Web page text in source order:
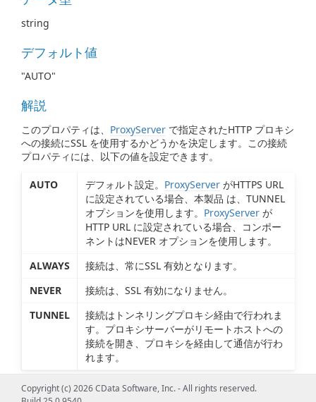
string
デフォルト値
"AUTO"
解説
このプロパティは、 ProxyServer で指定されたHTTP プロキシ
への接続にSSL を使用するかどうかを決定します。この接続
プロパティには、以下の値を設定できます。
AUTO デフォルト設定。 ProxyServerがHTTPS URL
に設定されている場合、本製品 は、TUNNEL
オプションを使用します。 ProxyServerが
HTTP URL に設定されている場合、コンポー
ネントはNEVER オプションを使用します。
ALWAYS
接続は、常にSSL 有効となります。
NEVER
接続は、SSL 有効になりません。
TUNNEL
接続はトンネリングプロキシ経由で行われま
す。プロキシサーバーがリモートホストへの
接続を開き、プロキシを経由して通信が行わ
れます。
Copyright (c) 2026 CData Software, Inc. - All rights reserved.